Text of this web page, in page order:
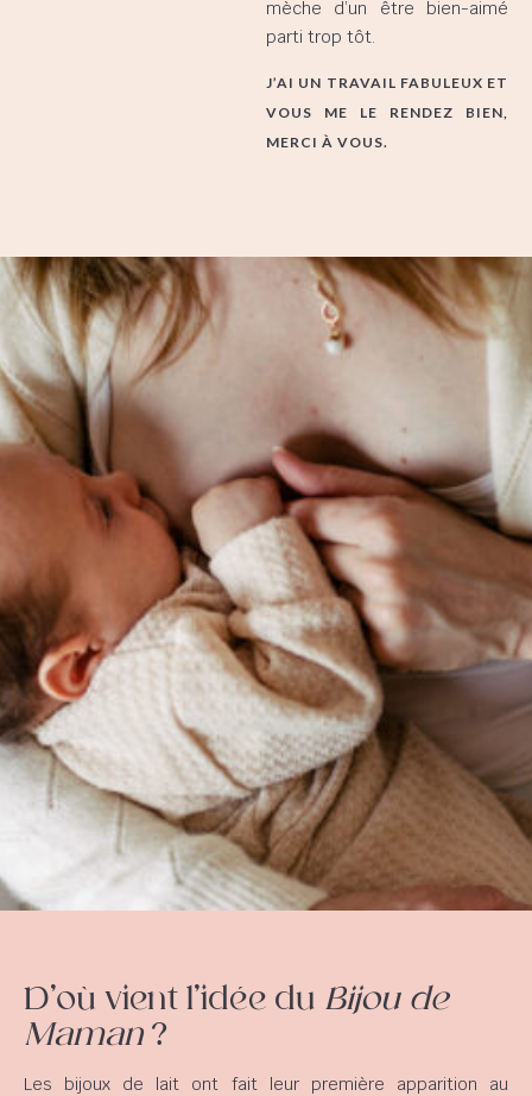
mèche d’un être bien-aimé
parti trop tôt.
J’AI UN TRAVAIL FABULEUX ET
VOUS ME LE RENDEZ BIEN,
MERCI À VOUS.
D’où vient l’idée du Bijou de
Maman?
Les bijoux de lait ont fait leur première apparition au